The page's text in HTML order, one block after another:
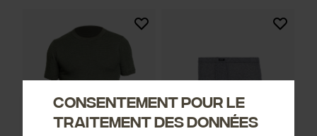
Consentement pour le
traitement des données